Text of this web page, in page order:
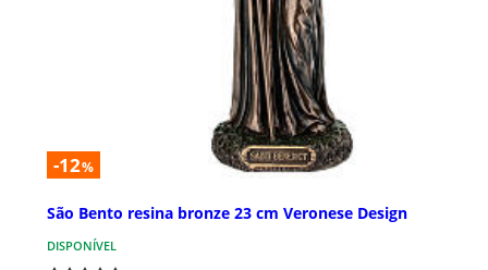
-12%
São Bento resina bronze 23 cm Veronese Design
DISPONÍVEL